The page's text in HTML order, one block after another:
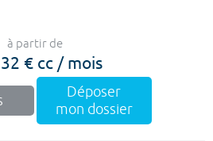
à partir de
€ cc / mois
Déposer
mon dossier